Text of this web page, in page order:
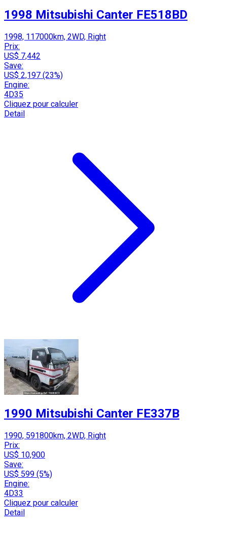
1998 Mitsubishi Canter FE518BD
1998, 117000km, 2WD, Right
Prix:
US$ 7,442
Save:
US$ 2,197 (23%)
Engine:
4D35
Cliquez pour calculer
Detail
1990 Mitsubishi Canter FE337B
1990, 591800km, 2WD, Right
Prix:
US$ 10,900
Save:
US$ 599 (5%)
Engine:
4D33
Cliquez pour calculer
Detail